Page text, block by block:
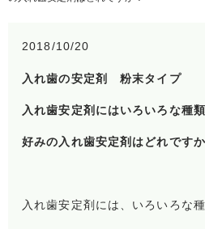
2018/10/20
入れ歯の安定剤 粉末タイプ
入れ歯安定剤にはいろいろな種
好みの入れ歯安定剤はどれですか
入れ歯安定剤には、いろいろな